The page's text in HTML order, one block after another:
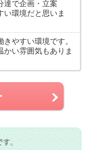
達で企画・立案
い環境だと思いま
やすい環境です。
かい雰囲気もありま